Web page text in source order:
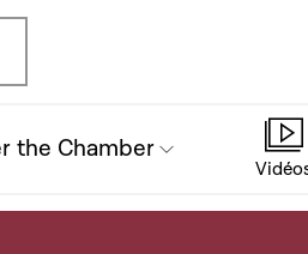
the Chamber